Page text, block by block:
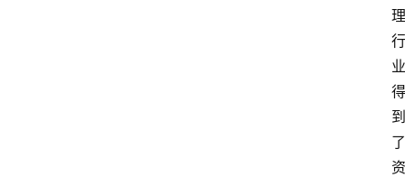
理
行
业
得
到
了
资